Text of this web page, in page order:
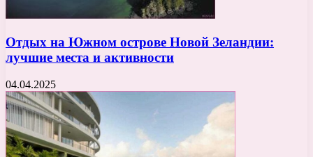
Отдых на Южном острове Новой Зеландии:
лучшие места и активности
04.04.2025